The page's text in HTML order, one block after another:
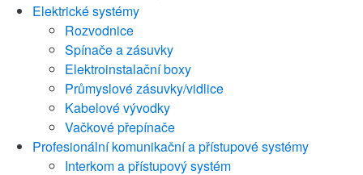
Elektrické systémy
Rozvodnice
Spínače a zásuvky
Elektroinstalační boxy
Průmyslové zásuvky/vidlice
Kabelové vývodky
Vačkové přepínače
Profesionální komunikační a přístupové systémy
Interkom a přístupový systém